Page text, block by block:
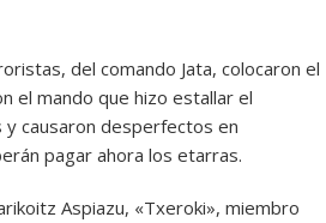
del comando Jata, colocaron el
el mando que hizo estallar el
causaron desperfectos en
pagar ahora los etarras.
Aspiazu, «Txeroki», miembro